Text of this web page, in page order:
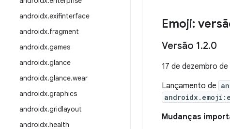
androidx.exifinterface
androidx.fragment
androidx.games
androidx.glance
androidx.glance.wear
androidx.graphics
androidx.gridlayout
androidx.health
Emoji:
Versão 1.2.0
17 de dezembro
Lançamento de
Mudanças